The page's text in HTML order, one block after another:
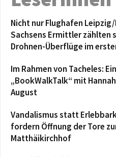
Nicht nur Flughafen
Sachsens Ermittler zählten
Drohnen-Überflüge im
Im Rahmen von Tacheles: Ein
„BookWalkTalk“ mit
August
Vandalismus statt
fordern Öffnung der Tore
Matthäikirchhof